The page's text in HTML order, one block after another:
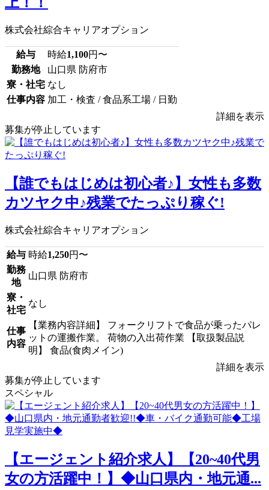
株式会社綜合キャリアオプション
給与 時給1,100円〜
勤務地
山口県 防府市
寮・社宅 なし
仕事内容 加工・検査 / 食品系工場 / 日勤
詳細を表示
募集が停止しています
【誰でもはじめは初心者♪】女性も多数
カツヤク中♪残業でたっぷり稼ぐ!
株式会社綜合キャリアオプション
給与 時給1,250円〜
勤務
地
山口県 防府市
寮・
社宅
なし
仕事
内容
【業務内容詳細】 フォークリフトで食品が乗ったパレ
ットの運搬作業。 荷物の入出荷作業 【取扱製品説
明】 食品(食肉メイン)
詳細を表示
募集が停止しています
スペシャル
【エージェント紹介求人】【20~40代男
女の方活躍中！】◆山口県内・地元通...